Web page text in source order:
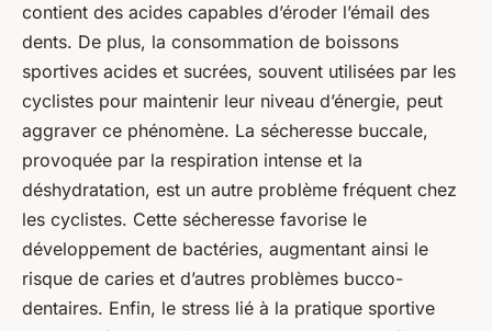
contient des acides capables d’éroder l’émail des
dents. De plus, la consommation de boissons
sportives acides et sucrées, souvent utilisées par les
cyclistes pour maintenir leur niveau d’énergie, peut
aggraver ce phénomène. La sécheresse buccale,
provoquée par la respiration intense et la
déshydratation, est un autre problème fréquent chez
les cyclistes. Cette sécheresse favorise le
développement de bactéries, augmentant ainsi le
risque de caries et d’autres problèmes bucco-
dentaires. Enfin, le stress lié à la pratique sportive